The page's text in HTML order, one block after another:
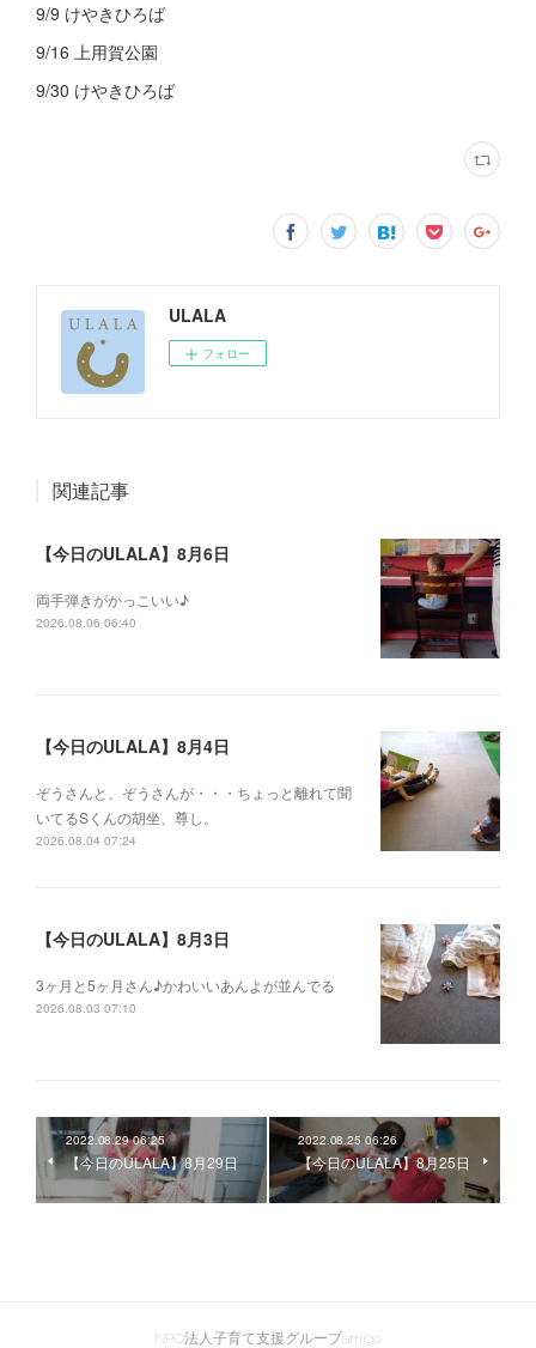
9/9 けやきひろば
9/16 上用賀公園
9/30 けやきひろば
ULALA
フォロー
関連記事
【今日のULALA】8月6日
両手弾きがかっこいい♪
2026.08.06 06:40
【今日のULALA】8月4日
ぞうさんと、ぞうさんが・・・ちょっと離れて聞
いてるSくんの胡坐、尊し。
2026.08.04 07:24
【今日のULALA】8月3日
3ヶ月と5ヶ月さん♪かわいいあんよが並んでる
2026.08.03 07:10
2022.08.29 06:25
【今日のULALA】8月29日
2022.08.25 06:26
【今日のULALA】8月25日
NPO法人子育て支援グループamigo